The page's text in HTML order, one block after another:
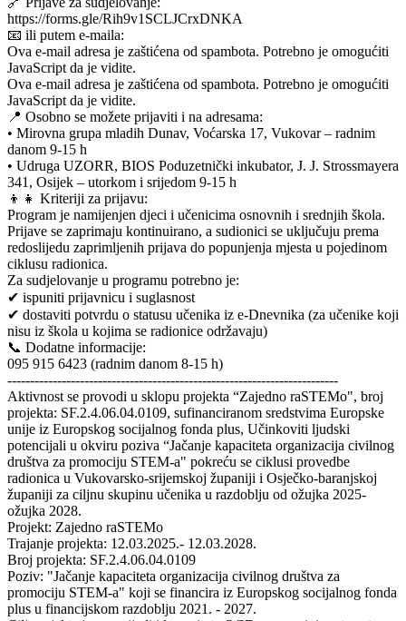
https://forms.gle/Rih9v1SCLJCrxDNKA
📧 ili putem e-maila:
Ova e-mail adresa je zaštićena od spambota. Potrebno je omogućiti
JavaScript da je vidite.
Ova e-mail adresa je zaštićena od spambota. Potrebno je omogućiti
JavaScript da je vidite.
📍 Osobno se možete prijaviti i na adresama:
• Mirovna grupa mladih Dunav, Voćarska 17, Vukovar – radnim
danom 9-15 h
• Udruga UZORR, BIOS Poduzetnički inkubator, J. J. Strossmayera
341, Osijek – utorkom i srijedom 9-15 h
👦👧 Kriteriji za prijavu:
Program je namijenjen djeci i učenicima osnovnih i srednjih škola.
Prijave se zaprimaju kontinuirano, a sudionici se uključuju prema
redoslijedu zaprimljenih prijava do popunjenja mjesta u pojedinom
ciklusu radionica.
Za sudjelovanje u programu potrebno je:
✔ ispuniti prijavnicu i suglasnost
✔ dostaviti potvrdu o statusu učenika iz e-Dnevnika (za učenike koji
nisu iz škola u kojima se radionice održavaju)
📞 Dodatne informacije:
095 915 6423 (radnim danom 8-15 h)
-------------------------------------------------------------------------
Aktivnost se provodi u sklopu projekta “Zajedno raSTEMo", broj
projekta: SF.2.4.06.04.0109, sufinanciranom sredstvima Europske
unije iz Europskog socijalnog fonda plus, Učinkoviti ljudski
potencijali u okviru poziva “Jačanje kapaciteta organizacija civilnog
društva za promociju STEM-a" pokreću se ciklusi provedbe
radionica u Vukovarsko-srijemskoj županiji i Osječko-baranjskoj
županiji za ciljnu skupinu učenika u razdoblju od ožujka 2025-
ožujka 2028.
Projekt: Zajedno raSTEMo
Trajanje projekta: 12.03.2025.- 12.03.2028.
Broj projekta: SF.2.4.06.04.0109
Poziv: "Jačanje kapaciteta organizacija civilnog društva za
promociju STEM-a" koji se financira iz Europskog socijalnog fonda
plus u financijskom razdoblju 2021. - 2027.